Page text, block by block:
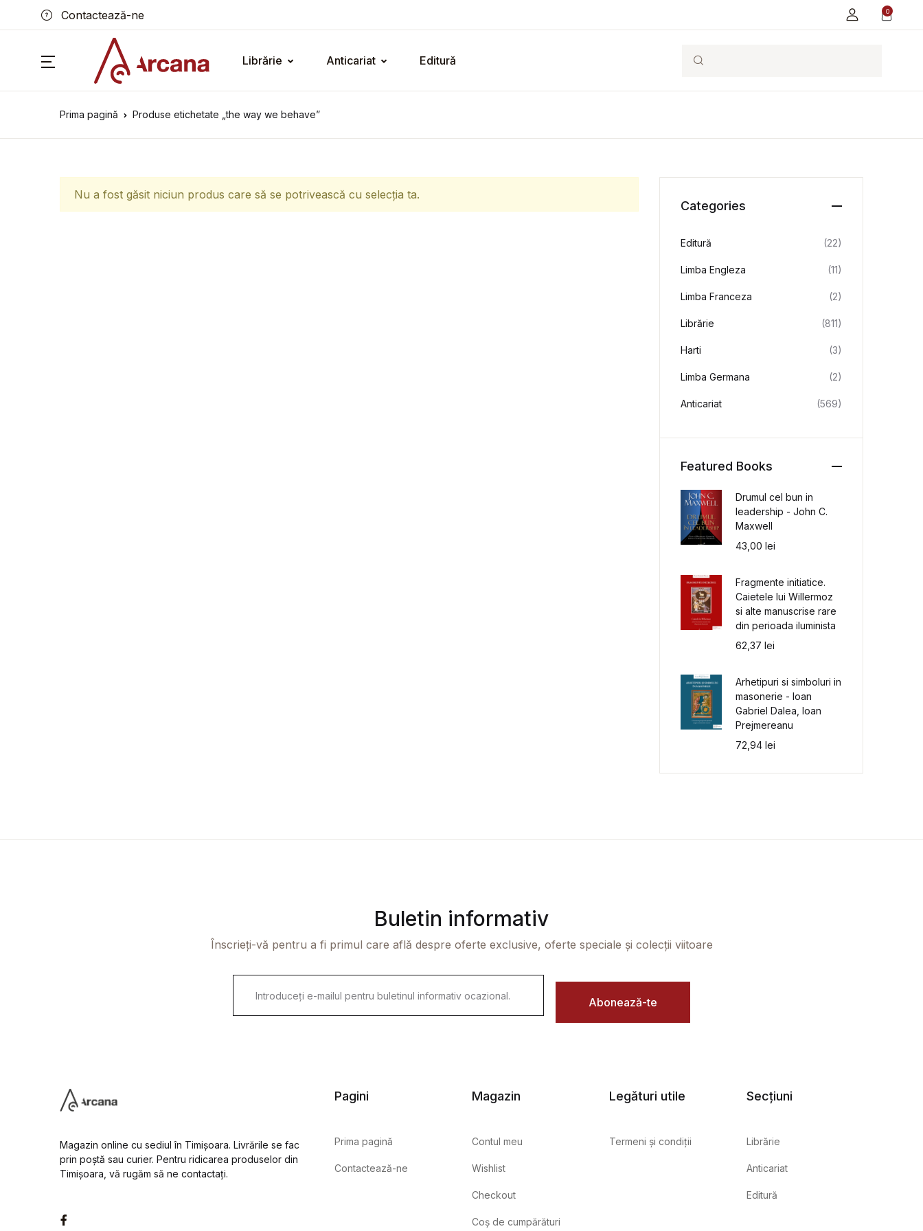
Contactează-ne 0
Librărie Anticariat Editură Search
Prima pagină Produse etichetate „the way we behave”
Nu a fost găsit niciun produs care să se potrivească cu selecția ta.
Categories
Editură (22)
Limba Engleza (11)
Limba Franceza (2)
Librărie (811)
Harti (3)
Limba Germana (2)
Anticariat (569)
Featured Books
Drumul cel bun in
leadership - John C.
Maxwell
43,00lei
Fragmente initiatice.
Caietele lui Willermoz
si alte manuscrise rare
din perioada iluminista
62,37lei
Arhetipuri si simboluri in
masonerie - Ioan
Gabriel Dalea, Ioan
Prejmereanu
72,94lei
Buletin informativ
Înscrieți-vă pentru a fi primul care află despre oferte exclusive, oferte speciale și colecții viitoare
i
Abonează-te
Magazin online cu sediul în Timișoara. Livrările se fac
prin poștă sau curier. Pentru ridicarea produselor din
Timișoara, vă rugăm să ne contactați.
Pagini
Prima pagină
Contactează-ne
Magazin
Contul meu
Wishlist
Checkout
Coș de cumpărături
Legături utile
Termeni și condiții
Secțiuni
Librărie
Anticariat
Editură